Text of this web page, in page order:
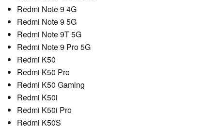
Redmi Note 9 4G
Redmi Note 9 5G
Redmi Note 9T 5G
Redmi Note 9 Pro 5G
Redmi K50
Redmi K50 Pro
Redmi K50 Gaming
Redmi K50i
Redmi K50i Pro
Redmi K50S